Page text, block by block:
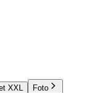
XXL
Foto